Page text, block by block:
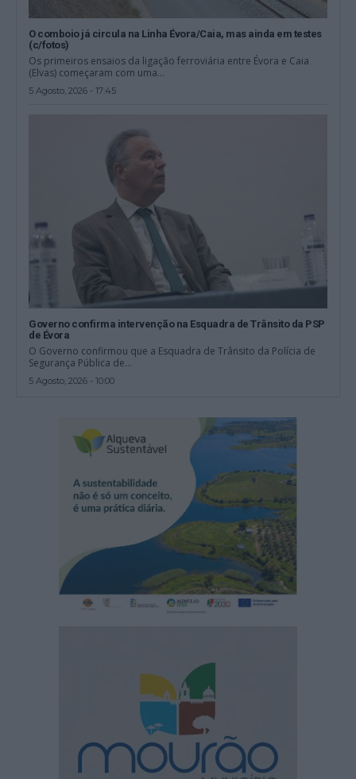
O comboio já circula na Linha Évora/Caia, mas ainda em testes
(c/fotos)
Os primeiros ensaios da ligação ferroviária entre Évora e Caia
(Elvas) começaram com uma...
5 Agosto, 2026 - 17:45
Governo confirma intervenção na Esquadra de Trânsito da PSP
de Évora
O Governo confirmou que a Esquadra de Trânsito da Polícia de
Segurança Pública de...
5 Agosto, 2026 - 10:00